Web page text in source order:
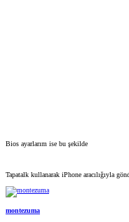
Bios ayarlarım ise bu şekilde
Tapatalk kullanarak iPhone aracılığıyla
montezuma